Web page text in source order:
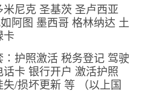
尼克 圣基茨 圣卢西亚
阿图 墨西哥 格林纳达 土
护照激活 税务登记 驾驶
卡 银行开户 激活护照
/损坏更新 等 （以上国